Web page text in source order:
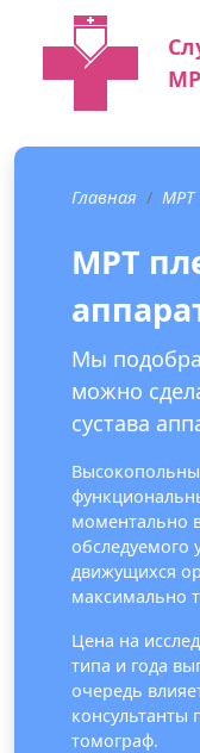
Главная МРТ
МРТ
Мы
можно
сустава
моментально
обследуемого
движущихся
максимально
Цена на
типа и года
очередь
томограф.